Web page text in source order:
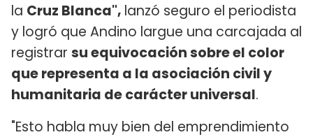
la Cruz Blanca", lanzó seguro el periodista
y logró que Andino largue una carcajada al
registrar su equivocación sobre el color
que representa a la asociación civil y
humanitaria de carácter universal.
"Esto habla muy bien del emprendimiento